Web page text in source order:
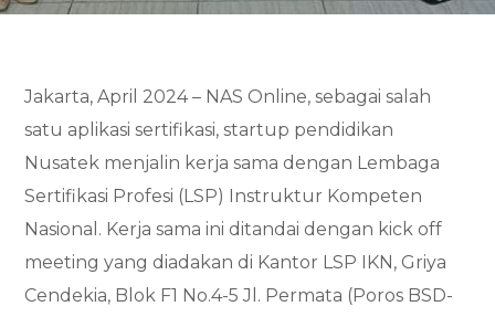
Jakarta, April 2024 – NAS Online, sebagai salah
satu aplikasi sertifikasi, startup pendidikan
Nusatek menjalin kerja sama dengan Lembaga
Sertifikasi Profesi (LSP) Instruktur Kompeten
Nasional. Kerja sama ini ditandai dengan kick off
meeting yang diadakan di Kantor LSP IKN, Griya
Cendekia, Blok F1 No.4-5 Jl. Permata (Poros BSD-